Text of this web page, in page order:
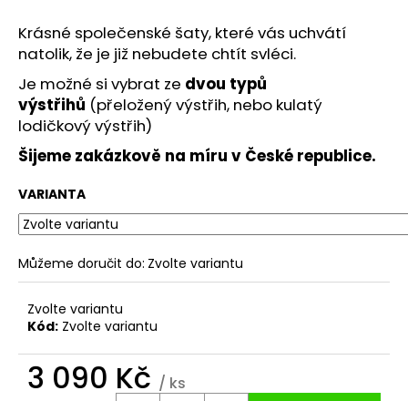
Krásné společenské šaty, které vás uchvátí
natolik, že je již nebudete chtít svléci.
Je možné si vybrat ze dvou typů
výstřihů (přeložený výstřih, nebo kulatý
lodičkový výstřih)
Šijeme zakázkově na míru v České republice.
VARIANTA
Můžeme doručit do: Zvolte variantu
Zvolte variantu
Kód: Zvolte variantu
3 090 Kč / ks
u
j
e
m
e
KRÁTKÁ
SATÉNOVÁ
SUKNĚ
ROSIE
2
Kč